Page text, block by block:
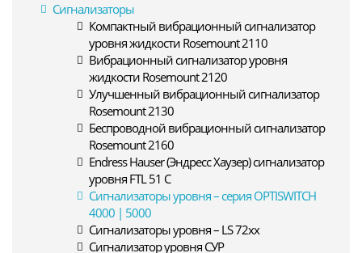
Сигнализаторы
Компактный вибрационный сигнализатор
уровня жидкости Rosemount 2110
Вибрационный сигнализатор уровня
жидкости Rosemount 2120
Улучшенный вибрационный сигнализатор
Rosemount 2130
Беспроводной вибрационный сигнализатор
Rosemount 2160
Endress Hauser (Эндресс Хаузер) сигнализатор
уровня FTL 51 C
Сигнализаторы уровня – серия OPTISWITCH
4000 | 5000
Сигнализаторы уровня – LS 72xx
Сигнализатор уровня СУР